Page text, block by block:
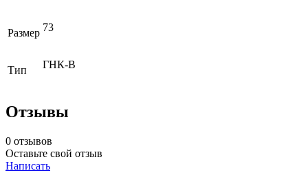
Размер 73
Тип ГНК-В
Отзывы
0 отзывов
Оставьте свой отзыв
Написать